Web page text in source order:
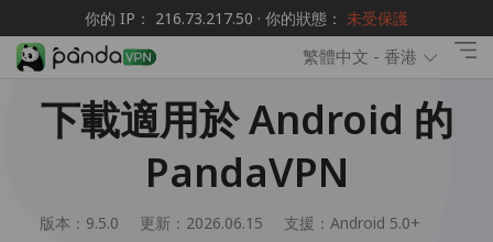
你的 IP： 216.73.217.50 · 你的狀態： 未受保護
繁體中文 - 香港
下載適用於 Android 的
PandaVPN
版本：9.5.0 更新：2026.06.15 支援： Android 5.0+